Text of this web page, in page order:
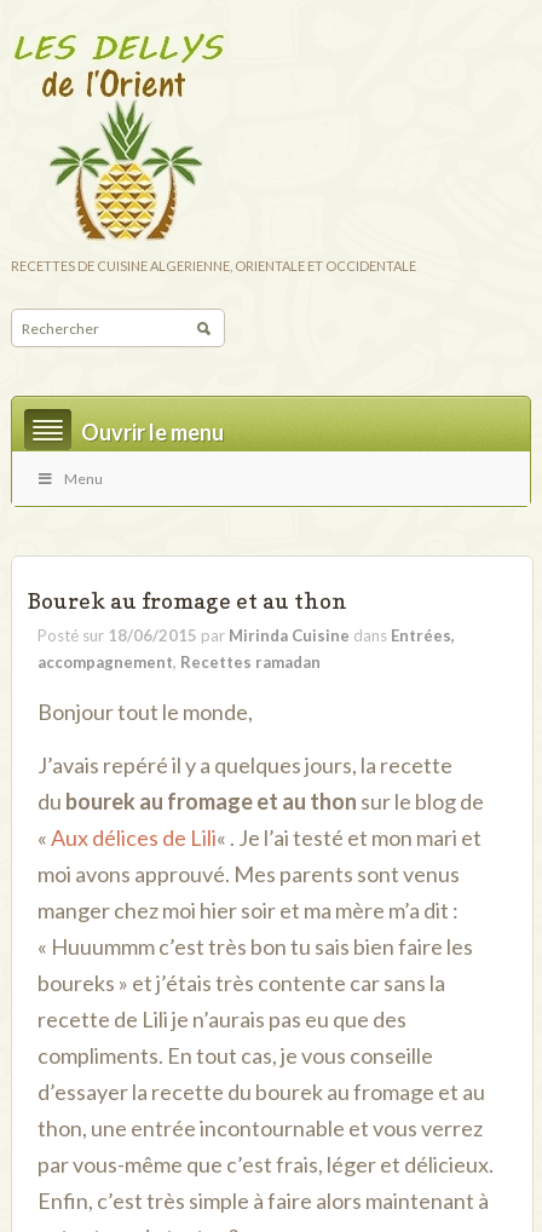
RECETTES DE CUISINE ALGERIENNE, ORIENTALE ET OCCIDENTALE
Ouvrir le menu
Menu
Bourek au fromage et au thon
Posté sur 18/06/2015 par Mirinda Cuisine dans Entrées,
accompagnement, Recettes ramadan
Bonjour tout le monde,
J’avais repéré il y a quelques jours, la recette
du bourek au fromage et au thon sur le blog de
«Aux délices de Lili« . Je l’ai testé et mon mari et
moi avons approuvé. Mes parents sont venus
manger chez moi hier soir et ma mère m’a dit :
« Huuummm c’est très bon tu sais bien faire les
boureks » et j’étais très contente car sans la
recette de Lili je n’aurais pas eu que des
compliments. En tout cas, je vous conseille
d’essayer la recette du bourek au fromage et au
thon, une entrée incontournable et vous verrez
par vous-même que c’est frais, léger et délicieux.
Enfin, c’est très simple à faire alors maintenant à